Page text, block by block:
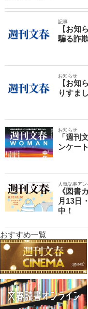
記事
【お知
騙る詐
お知らせ
【お知
りすま
お知らせ
「週刊
ンケー
人気記事アン
《図書
月13日
中！
おすすめ一覧